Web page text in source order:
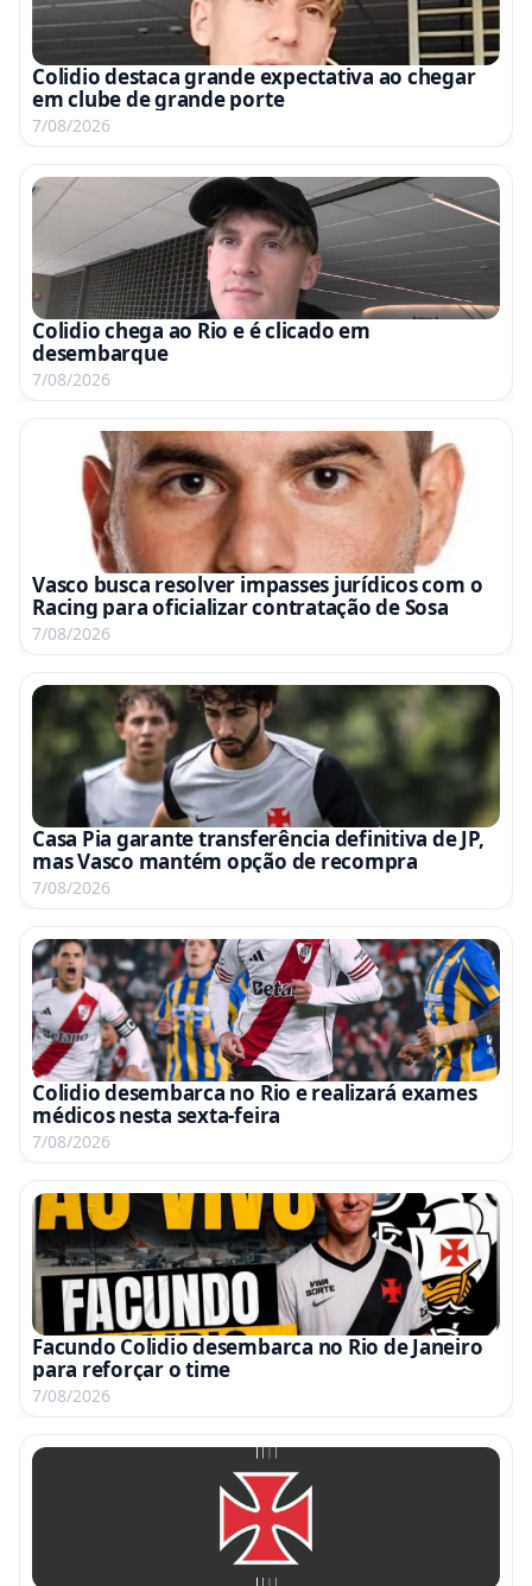
Colidio destaca grande expectativa ao chegar
em clube de grande porte
7/08/2026
Colidio chega ao Rio e é clicado em
desembarque
7/08/2026
Vasco busca resolver impasses jurídicos com o
Racing para oficializar contratação de Sosa
7/08/2026
Casa Pia garante transferência definitiva de JP,
mas Vasco mantém opção de recompra
7/08/2026
Colidio desembarca no Rio e realizará exames
médicos nesta sexta-feira
7/08/2026
Facundo Colidio desembarca no Rio de Janeiro
para reforçar o time
7/08/2026